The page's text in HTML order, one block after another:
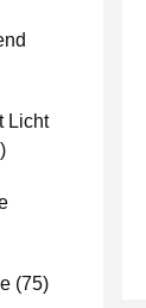
Licht
(75)